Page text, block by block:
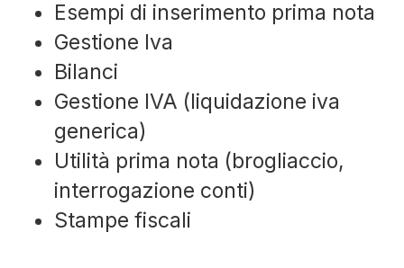
Esempi di inserimento prima nota
Gestione Iva
Bilanci
Gestione IVA (liquidazione iva
generica)
Utilità prima nota (brogliaccio,
interrogazione conti)
Stampe fiscali